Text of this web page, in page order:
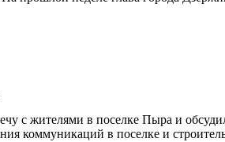
с жителями в поселке Пыра и
коммуникаций в поселке и